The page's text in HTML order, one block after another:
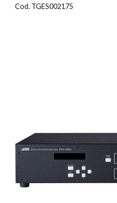
Cod. TGES002175